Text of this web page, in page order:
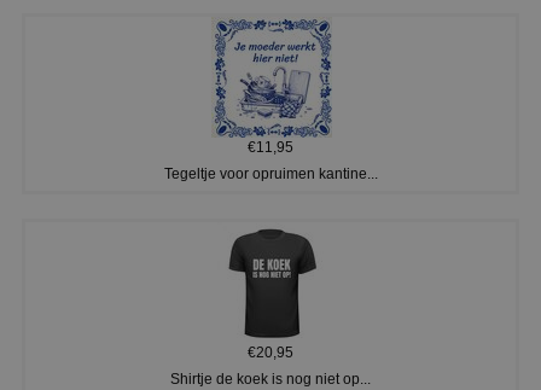
€11,95
Tegeltje voor opruimen kantine...
€20,95
Shirtje de koek is nog niet op...